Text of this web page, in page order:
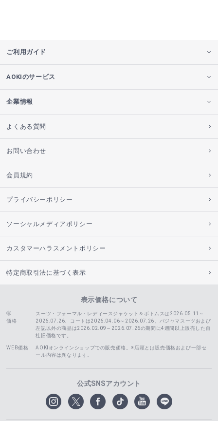
ご利用ガイド
AOKIのサービス
企業情報
よくある質問
お問い合わせ
会員規約
プライバシーポリシー
ソーシャルメディアポリシー
カスタマーハラスメントポリシー
特定商取引法に基づく表示
表示価格について
価格
スーツ・フォーマル・レディースジャケット＆ボトムスは2026.05.11～
2026.07.26、コートは2026.04.06～2026.07.26、
パジャマスーツおよび
左記以外の商品は2026.02.09～2026.07.26の期間に4週間以上販売した自
社旧価格です。
WEB価格
AOKIオンラインショップでの販売価格。※店頭とは販売価格および一部セ
ール内容は異なります。
公式SNSアカウント